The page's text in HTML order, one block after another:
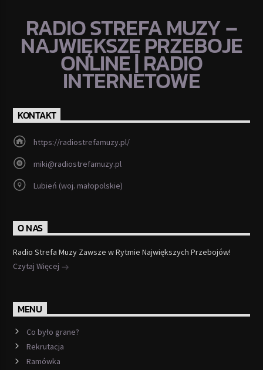
RADIO STREFA MUZY –
NAJWIĘKSZE PRZEBOJE
ONLINE | RADIO
INTERNETOWE
KONTAKT
https://radiostrefamuzy.pl/
miki@radiostrefamuzy.pl
Lubień (woj. małopolskie)
O NAS
Radio Strefa Muzy Zawsze w Rytmie Największych Przebojów!
Czytaj Więcej
MENU
Co było grane?
Rekrutacja
Ramówka